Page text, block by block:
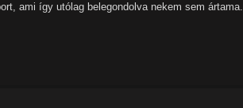
ami így utólag belegondolva nekem sem ártama.